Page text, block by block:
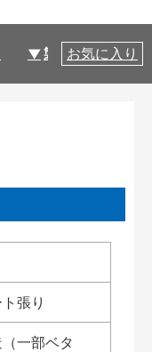
製品仕様
お気に入り
張り
一部ベタ